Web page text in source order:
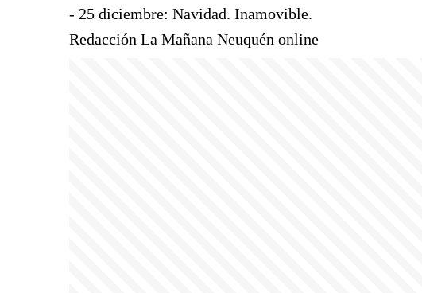
- 25 diciembre: Navidad. Inamovible.
Redacción La Mañana Neuquén online